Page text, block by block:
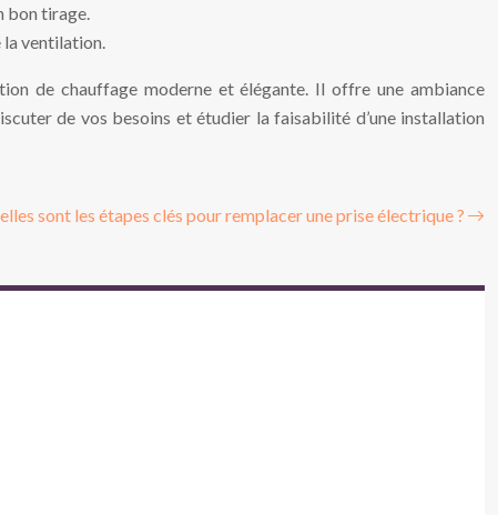
bon tirage.
la ventilation.
de chauffage moderne et élégante. Il offre une ambiance
de vos besoins et étudier la faisabilité d’une installation
sont les étapes clés pour remplacer une prise électrique ?